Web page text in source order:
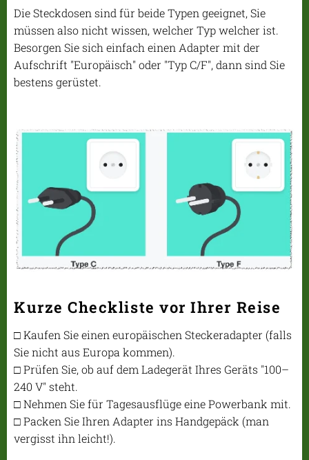
Die Steckdosen sind für beide Typen geeignet, Sie
müssen also nicht wissen, welcher Typ welcher ist.
Besorgen Sie sich einfach einen Adapter mit der
Aufschrift "Europäisch" oder "Typ C/F", dann sind Sie
bestens gerüstet.
Kurze Checkliste vor Ihrer Reise
□ Kaufen Sie einen europäischen Steckeradapter (falls
Sie nicht aus Europa kommen).
□ Prüfen Sie, ob auf dem Ladegerät Ihres Geräts "100–
240 V" steht.
□ Nehmen Sie für Tagesausflüge eine Powerbank mit.
□ Packen Sie Ihren Adapter ins Handgepäck (man
vergisst ihn leicht!).